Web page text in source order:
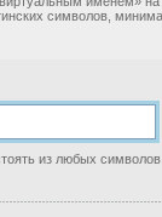
символов,
из любых